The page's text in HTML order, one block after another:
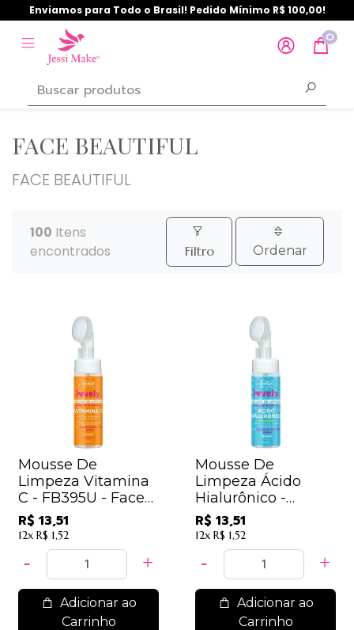
Enviamos para Todo o Brasil! Pedido Mínimo R$ 100,00!
0
FACE BEAUTIFUL
FACE BEAUTIFUL
100 Itens
encontrados
Filtro Ordenar
Mousse De
Limpeza Vitamina
C - FB395U - Face
Beautiful
R$ 13,51
12x R$ 1,52
Adicionar ao
Carrinho
Mousse De
Limpeza Ácido
Hialurônico -
FB395U - Face
Beautiful
R$ 13,51
12x R$ 1,52
Adicionar ao
Carrinho